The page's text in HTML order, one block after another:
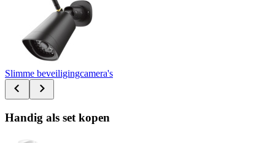
Slimme beveiligingcamera's
Handig als set kopen